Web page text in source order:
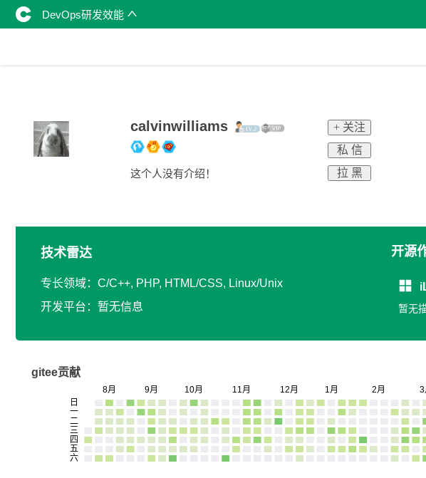
DevOps研发效能
calvinwilliams
这个人没有介绍！
+ 关注
私 信
拉 黑
技术雷达
专长领域：C/C++, PHP, HTML/CSS, Linux/Unix
开发平台：暂无信息
开源
暂无
gitee贡献